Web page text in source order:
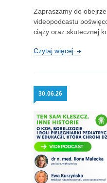
Zapraszamy do
videopodcastu
ciąży oraz skutecznej
Czytaj więcej
30.06.26